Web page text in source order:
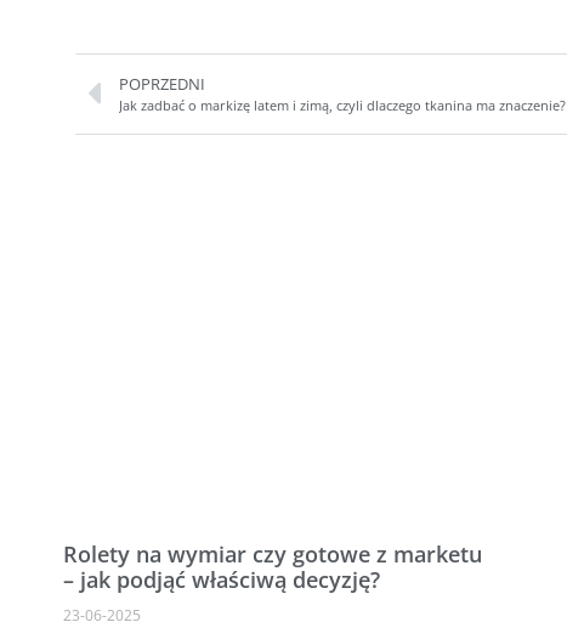
POPRZEDNI
Jak zadbać o markizę latem i zimą, czyli dlaczego tkanina ma znaczenie?
Rolety na wymiar czy gotowe z marketu
– jak podjąć właściwą decyzję?
23-06-2025